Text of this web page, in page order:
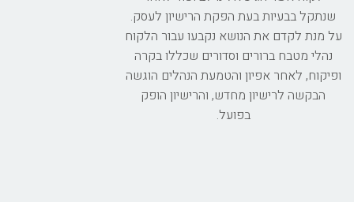
שנתקל בבעיות בעת הפקת הרישיון לעסק.
על מנת לקדם את הנושא נקבעו עבור הלקוח
נהלי מטבח ברורים וסדורים שכללו בקרה
ופיקוח, לאחר אפיון והטמעת הנהלים הוגשה
הבקשה לרישיון מחדש, והרישיון הופק
בפועל.